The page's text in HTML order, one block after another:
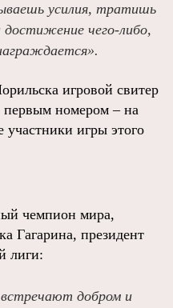
усилия, тратишь
чего‑либо,
игровой свитер
первым номером – на
участники игры этого
чемпион мира,
Гагарина, президент
лиги:
встречают добром и